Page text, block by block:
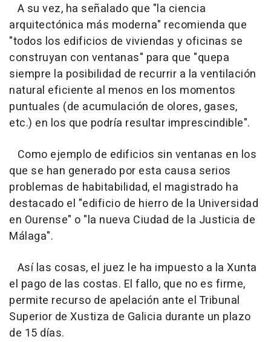
A su vez, ha señalado que "la ciencia
arquitectónica más moderna" recomienda que
"todos los edificios de viviendas y oficinas se
construyan con ventanas" para que "quepa
siempre la posibilidad de recurrir a la ventilación
natural eficiente al menos en los momentos
puntuales (de acumulación de olores, gases,
etc.) en los que podría resultar imprescindible".
Como ejemplo de edificios sin ventanas en los
que se han generado por esta causa serios
problemas de habitabilidad, el magistrado ha
destacado el "edificio de hierro de la Universidad
en Ourense" o "la nueva Ciudad de la Justicia de
Málaga".
Así las cosas, el juez le ha impuesto a la Xunta
el pago de las costas. El fallo, que no es firme,
permite recurso de apelación ante el Tribunal
Superior de Xustiza de Galicia durante un plazo
de 15 días.